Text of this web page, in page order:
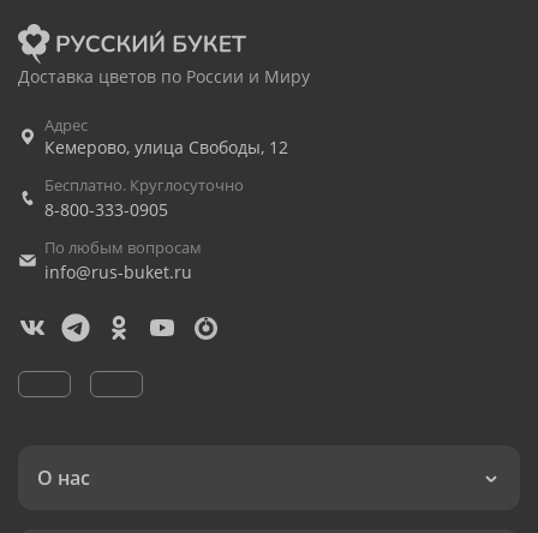
Доставка цветов по России и Миру
Адрес
Кемерово, улица Свободы, 12
Бесплатно. Круглосуточно
8-800-333-0905
По любым вопросам
info@rus-buket.ru
О нас